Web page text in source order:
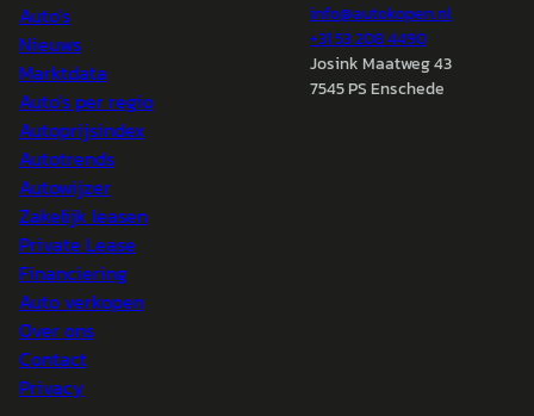
Auto's
Nieuws
Marktdata
Auto's per regio
Autoprijsindex
Autotrends
Autowijzer
Zakelijk leasen
Private Lease
Financiering
Auto verkopen
Over ons
Contact
Privacy
info@autokopen.nl
+31 53 208 4490
Josink Maatweg 43
7545 PS Enschede